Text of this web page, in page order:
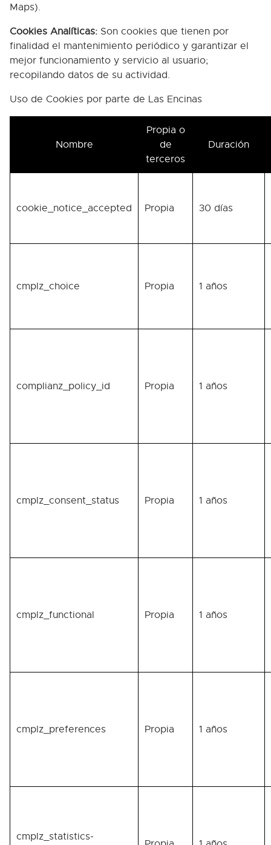
Maps).
Cookies Analíticas: Son cookies que tienen por
finalidad el mantenimiento periódico y garantizar el
mejor funcionamiento y servicio al usuario;
recopilando datos de su actividad.
Uso de Cookies por parte de Las Encinas
Nombre
Propia o
de
terceros
Duración
cookie_notice_accepted Propia 30 días
cmplz_choice Propia 1 años
complianz_policy_id Propia 1 años
cmplz_consent_status Propia 1 años
cmplz_functional Propia 1 años
cmplz_preferences Propia 1 años
cmplz_statistics-